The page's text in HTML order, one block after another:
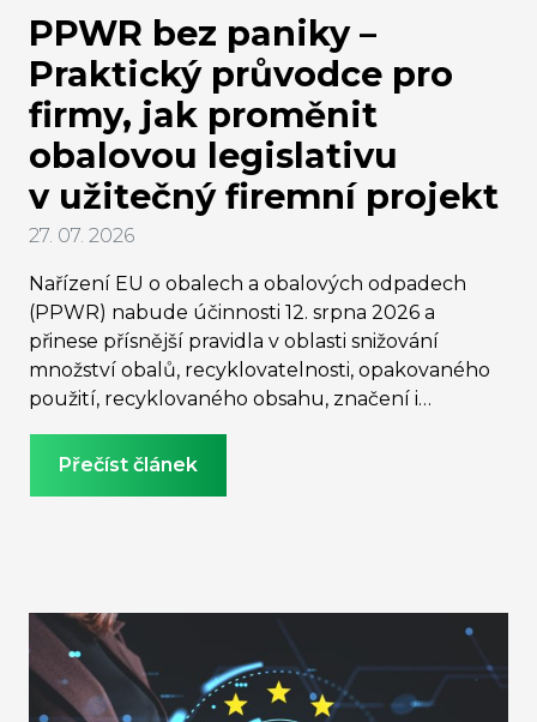
PPWR bez paniky –
Praktický průvodce pro
firmy, jak proměnit
obalovou legislativu
v užitečný firemní projekt
27. 07. 2026
Nařízení EU o obalech a obalových odpadech
(PPWR) nabude účinnosti 12. srpna 2026 a
přinese přísnější pravidla v oblasti snižování
množství obalů, recyklovatelnosti, opakovaného
použití, recyklovaného obsahu, značení i
přípravou začali již před několika lety a dnes se
jak z něj udělat strategický nástroj na řešení
obchodních výzev.
Přečíst článek